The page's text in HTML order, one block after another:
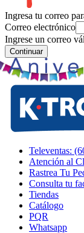
Ingresa tu correo
Correo electrónico
Ingrese un correo
Continuar
Televentas:
Atención al
Rastrea Tu
Consulta tu
Tiendas
Catálogo
PQR
Whatsapp